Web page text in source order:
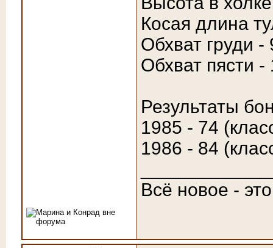
Косая длина
Обхват груди -
Обхват пясти -
Результаты
1985 - 74
1986 - 84
Всё новое -